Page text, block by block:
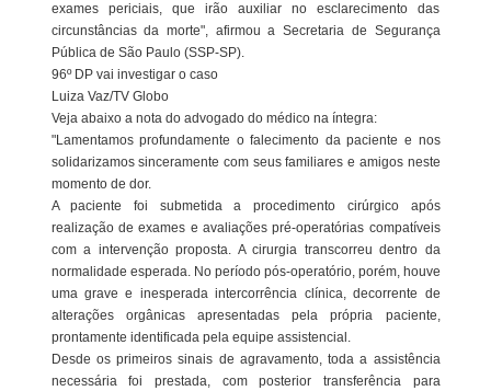
exames periciais, que irão auxiliar no esclarecimento das
circunstâncias da morte", afirmou a Secretaria de Segurança
Pública de São Paulo (SSP-SP).
96º DP vai investigar o caso
Luiza Vaz/TV Globo
Veja abaixo a nota do advogado do médico na íntegra:
"Lamentamos profundamente o falecimento da paciente e nos
solidarizamos sinceramente com seus familiares e amigos neste
momento de dor.
A paciente foi submetida a procedimento cirúrgico após
realização de exames e avaliações pré-operatórias compatíveis
com a intervenção proposta. A cirurgia transcorreu dentro da
normalidade esperada. No período pós-operatório, porém, houve
uma grave e inesperada intercorrência clínica, decorrente de
alterações orgânicas apresentadas pela própria paciente,
prontamente identificada pela equipe assistencial.
Desde os primeiros sinais de agravamento, toda a assistência
necessária foi prestada, com posterior transferência para